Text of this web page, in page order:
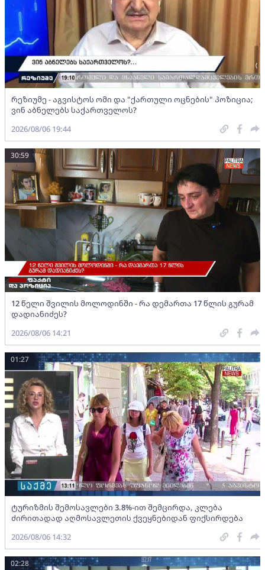
რეზიუმე - აგვისტოს ომი და "ქართული ოცნების" პოზიცია;
ვინ აბნელებს საქართველოს?
2026/08/06 19:44
12 წელი შვილის მოლოდინში - რა დემართა 17 წლის გურამ
დადიანიძეს?
30:59
2026/08/06 14:21
ტურიზმის შემოსავლები 3.8%-ით შემცირდა, კლება
ძირითადად აღმოსავლეთის ქვეყნებიდან ფიქსირდება
01:27
2026/08/06 14:32
02:28